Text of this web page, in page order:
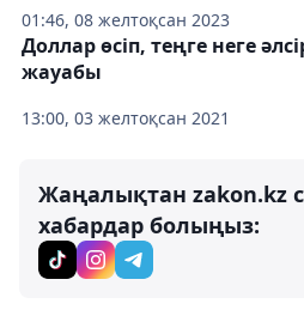
01:46, 08 желтоқсан 2023
13:00, 03 желтоқсан 2021
Доллар өсіп, теңге неге
жауабы
Жаңалықтан zakon.kz
хабардар болыңыз: